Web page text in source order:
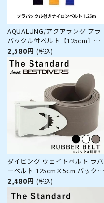
AQUALUNG/アクアラング プラ
バックル付ベルト【125cm】
[80405028]
2,580円 (税込)
ダイビング ウェイトベルト ラバ
ーベルト 125cm×5cm バックル
別売 the standard .feat BEST
DIVERS ベストダイバーズ ゴム
製 スキンダイビング スピアフィ
2,480円 (税込)